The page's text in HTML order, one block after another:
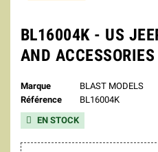
BL16004K - US
AND
Marque
BLAST MODELS
Référence
BL16004K
 EN STOCK